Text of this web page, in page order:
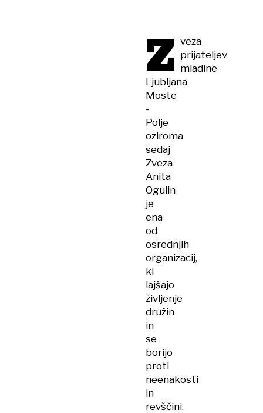
Z veza
prijateljev
mladine
Ljubljana
Moste
-
Polje
oziroma
sedaj
Zveza
Anita
Ogulin
je
ena
od
osrednjih
organizacij,
ki
lajšajo
življenje
družin
in
se
borijo
proti
neenakosti
in
revščini.